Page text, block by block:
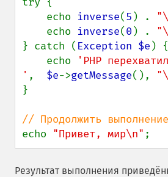
    echo
inverse(5 ) .
    echo
inverse(0 ) .
} catch ( Exception $e ) {
    echo
'PHP
' , $e->getMessage(),
}
echo "Привет, мир\n" ;
Результат выполнения